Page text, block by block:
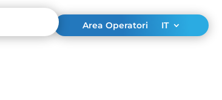
Area Operatori IT